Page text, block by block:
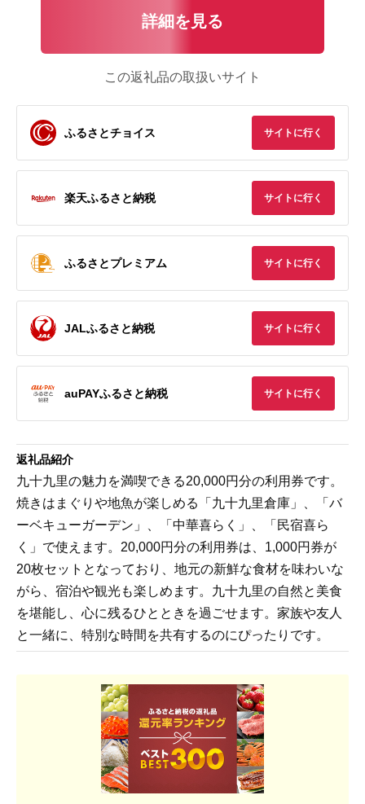
詳細を見る
この返礼品の取扱いサイト
ふるさとチョイス サイトに行く
楽天ふるさと納税 サイトに行く
ふるさとプレミアム サイトに行く
JALふるさと納税 サイトに行く
auPAYふるさと納税 サイトに行く
返礼品紹介
九十九里の魅力を満喫できる20,000円分の利用券です。
焼きはまぐりや地魚が楽しめる「九十九里倉庫」、「バ
ーベキューガーデン」、「中華喜らく」、「民宿喜ら
く」で使えます。20,000円分の利用券は、1,000円券が
20枚セットとなっており、地元の新鮮な食材を味わいな
がら、宿泊や観光も楽しめます。九十九里の自然と美食
を堪能し、心に残るひとときを過ごせます。家族や友人
と一緒に、特別な時間を共有するのにぴったりです。